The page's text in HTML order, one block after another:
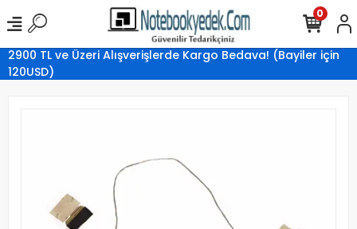
2900 TL ve Üzeri Alışverişlerde Kargo Bedava! (Bayiler için
120USD)
0